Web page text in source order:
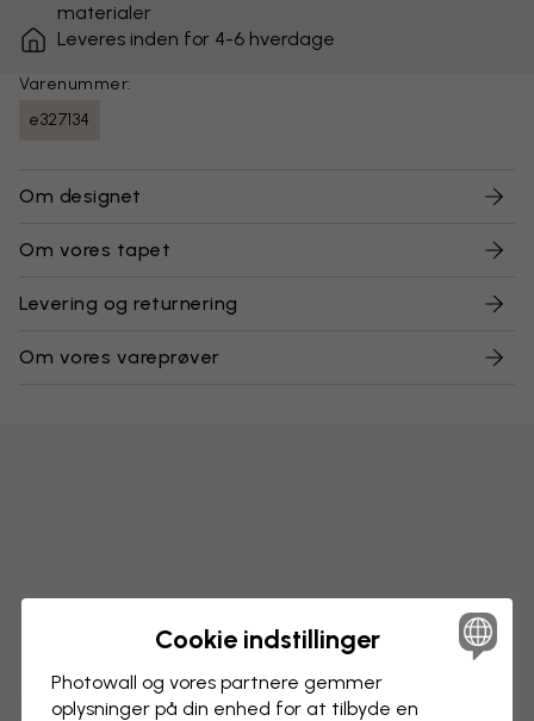
materialer
Leveres inden for 4-6 hverdage
Varenummer:
e327134
Om designet
Om vores tapet
Levering og returnering
Om vores vareprøver
Cookie indstillinger
Photowall og vores partnere gemmer
oplysninger på din enhed for at tilbyde en